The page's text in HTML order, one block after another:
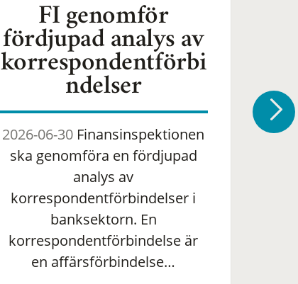
FI genomför
fördjupad analys av
korrespondentförbi
ndelser
2026-06-30 Finansinspektionen
ska genomföra en fördjupad
analys av
korrespondentförbindelser i
banksektorn. En
korrespondentförbindelse är
en affärsförbindelse…